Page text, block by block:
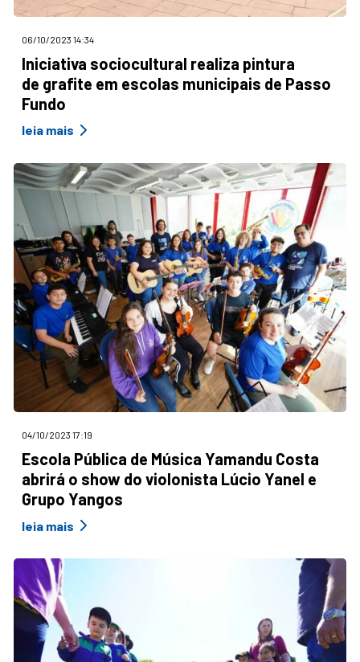
06/10/2023 14:34
Iniciativa sociocultural realiza pintura
de grafite em escolas municipais de Passo
Fundo
leia mais
04/10/2023 17:19
Escola Pública de Música Yamandu Costa
abrirá o show do violonista Lúcio Yanel e
Grupo Yangos
leia mais